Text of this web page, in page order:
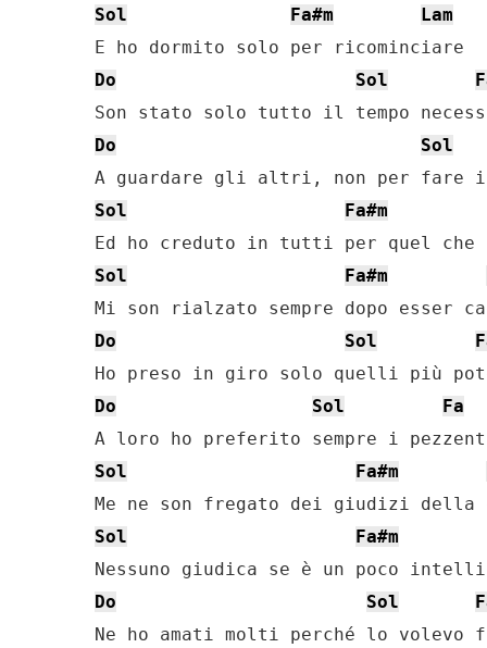
Sol Fa#m
Lam
Do
Sol
Do Sol
Sol Fa#m
Sol Fa#m
Do Sol
Do Sol Fa
Sol Fa#m
Sol Fa#m
Do Sol